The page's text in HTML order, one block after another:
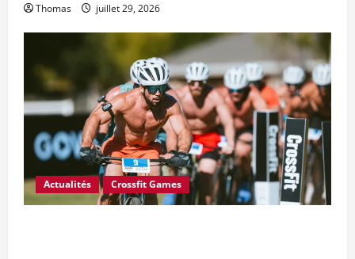
Thomas juillet 29, 2026
Actualités Crossfit Games